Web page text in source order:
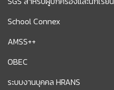
School Connex
AMSS++
OBEC
ระบบงานบุคคล HRANS